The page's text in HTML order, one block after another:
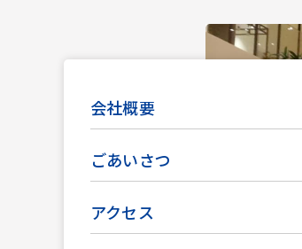
会社概要
ごあいさつ
アクセス